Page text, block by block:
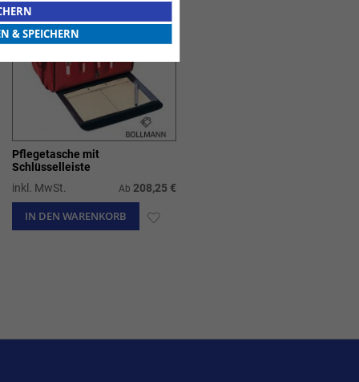
Pflegetasche mit
Schlüsselleiste
inkl. MwSt.
Ab 208,25 €
IN DEN WARENKORB ZUR
& SPEICHERN